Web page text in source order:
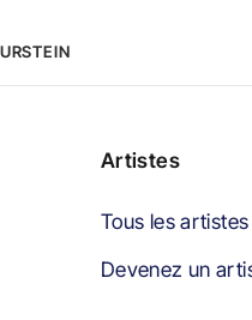
Artistes
Tous les artistes
Devenez un